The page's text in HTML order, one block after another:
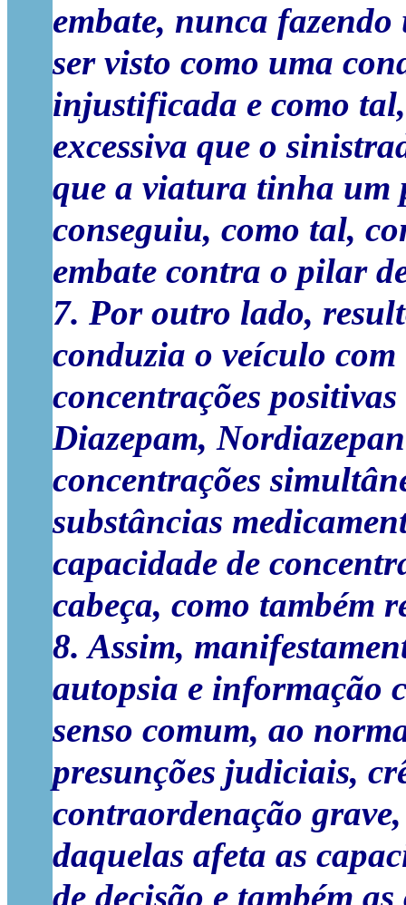
embate, nunca
ser visto como uma
injustificada e como
excessiva que o
que a viatura tinha um
conseguiu, como tal,
embate contra o pilar
7. Por outro lado,
conduzia o veículo
concentrações
Diazepam,
concentrações
substâncias
capacidade de
cabeça, como também
8. Assim,
autopsia e informação
senso comum, ao
presunções judiciais,
contraordenação
daquelas afeta as
de decisão e também